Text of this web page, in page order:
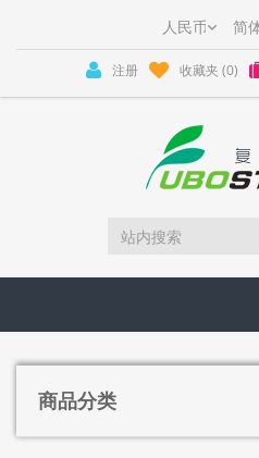
注册 收藏夹 (0)
商品分类